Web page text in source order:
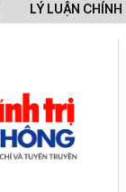
LÝ LUẬN CHÍNH